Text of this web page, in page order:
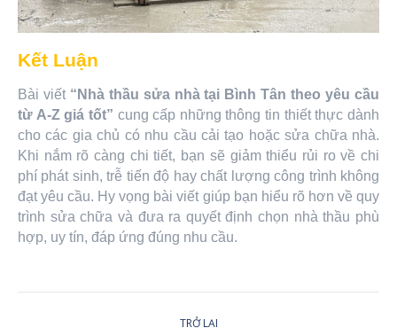
Kết Luận
Bài viết “Nhà thầu sửa nhà tại Bình Tân theo yêu cầu
từ A-Z giá tốt” cung cấp những thông tin thiết thực dành
cho các gia chủ có nhu cầu cải tạo hoặc sửa chữa nhà.
Khi nắm rõ càng chi tiết, bạn sẽ giảm thiểu rủi ro về chi
phí phát sinh, trễ tiến độ hay chất lượng công trình không
đạt yêu cầu. Hy vọng bài viết giúp bạn hiểu rõ hơn về quy
trình sửa chữa và đưa ra quyết định chọn nhà thầu phù
hợp, uy tín, đáp ứng đúng nhu cầu.
TRỞ LẠI